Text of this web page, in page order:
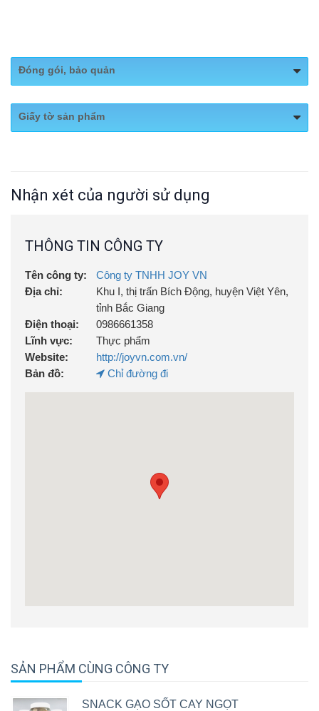
Đóng gói, bảo quản
Quy cách đóng gói: Hộp 240 gram
Giấy tờ sản phẩm
Nhận xét của người sử dụng
THÔNG TIN CÔNG TY
Tên công ty:
Công ty TNHH JOY VN
Địa chỉ:
Khu I, thị trấn Bích Động, huyện Việt Yên,
tỉnh Bắc Giang
Điện thoại:
0986661358
Lĩnh vực:
Thực phẩm
Website:
http://joyvn.com.vn/
Bản đồ:
Chỉ đường đi
SẢN PHẨM CÙNG CÔNG TY
SNACK GẠO SỐT CAY NGỌT